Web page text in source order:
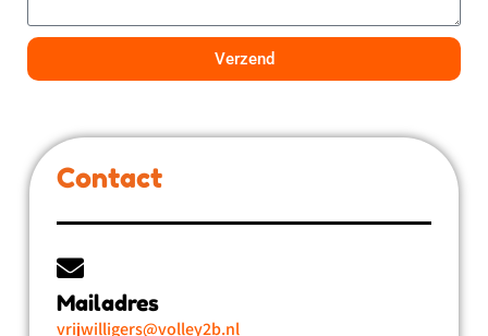
Verzend
Contact
Mailadres
vrijwilligers@volley2b.nl